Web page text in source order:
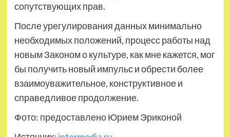
сопутствующих прав.
После урегулирования данных минимально
необходимых положений, процесс работы над
новым Законом о культуре, как мне кажется, мог
бы получить новый импульс и обрести более
взаимоуважительное, конструктивное и
справедливое продолжение.
Фото: предоставлено Юрием Эриконой